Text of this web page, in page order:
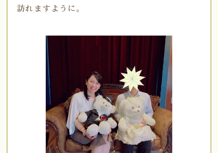
訪れますように。